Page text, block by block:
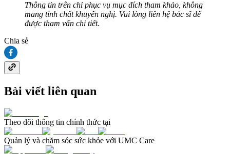
Thông tin trên chỉ phục vụ mục đích tham khảo, không
mang tính chất khuyến nghị. Vui lòng liên hệ bác sĩ để
được tham vấn chi tiết.
Chia sẻ
Bài viết liên quan
Theo dõi thông tin chính thức tại
Quản lý và chăm sóc sức khỏe với UMC Care